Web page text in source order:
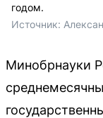
годом.
Источник:
Минобрнауки